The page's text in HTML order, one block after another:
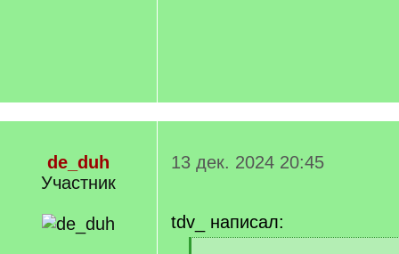
de_duh
Участник
13 дек. 2024 20:45
tdv_ написал: